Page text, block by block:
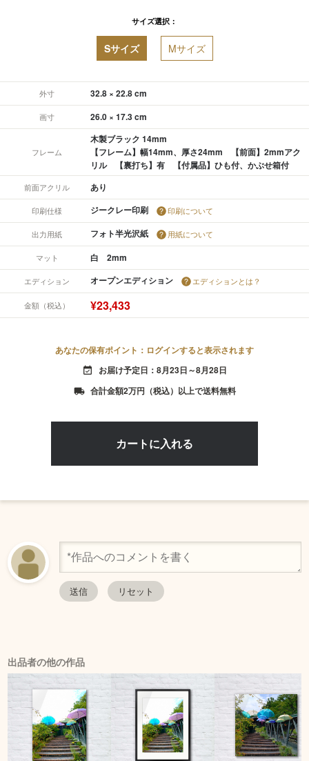
サイズ選択：
Sサイズ Mサイズ
外寸 32.8 × 22.8 cm
画寸 26.0 × 17.3 cm
フレーム
木製ブラック 14mm
【フレーム】幅14mm、厚さ24mm 【前面】2mmアク
リル 【裏打ち】有 【付属品】ひも付、かぶせ箱付
前面アクリル あり
印刷仕様 ジークレー印刷 印刷について
出力用紙 フォト半光沢紙 用紙について
マット 白 2mm
エディション オープンエディション エディションとは？
金額（税込） ¥23,433
あなたの保有ポイント：ログインすると表示されます
event_available お届け予定日：8月23日～8月28日
local_shipping 合計金額2万円（税込）以上で送料無料
出品者の他の作品